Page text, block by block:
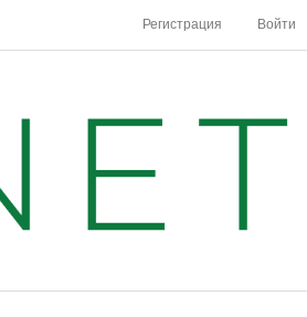
Регистрация Войти